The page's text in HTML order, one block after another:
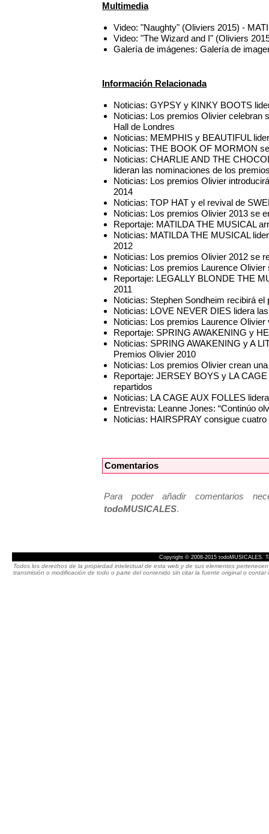
Multimedia
Video: "Naughty" (Oliviers 2015) -
Video: "The Wizard and I" (Oliviers
Galería de imágenes: Galería de
Información Relacionada
Noticias: GYPSY y KINKY BOOTS
Noticias: Los premios Olivier celebran
Hall de Londres
Noticias: MEMPHIS y BEAUTIFUL
Noticias: THE BOOK OF MORMON
Noticias: CHARLIE AND THE
lideran las nominaciones de los
Noticias: Los premios Olivier
2014
Noticias: TOP HAT y el revival de
Noticias: Los premios Olivier 2013 se
Reportaje: MATILDA THE MUSICAL
Noticias: MATILDA THE MUSICAL
2012
Noticias: Los premios Olivier 2012 se
Noticias: Los premios Laurence
Reportaje: LEGALLY BLONDE THE
2011
Noticias: Stephen Sondheim recibirá
Noticias: LOVE NEVER DIES lidera
Noticias: Los premios Laurence
Reportaje: SPRING AWAKENING y
Noticias: SPRING AWAKENING y A
Premios Olivier 2010
Noticias: Los premios Olivier crean
Reportaje: JERSEY BOYS y LA
repartidos
Noticias: LA CAGE AUX FOLLES
Entrevista: Leanne Jones: “Continúo
Noticias: HAIRSPRAY consigue
Comentarios
Para poder añadir comentarios
todoMUSICALES.
Copyright © 2008-2015 todoMUSICALES.
Todos los derechos de la propiedad intelectual de esta web y de sus elementos
transmisión o modificación de todo o parte del contenido sin citar la fuente original o